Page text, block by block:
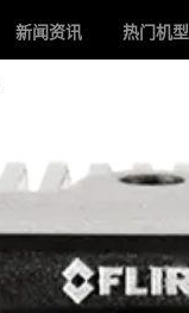
新闻资讯 热门机型